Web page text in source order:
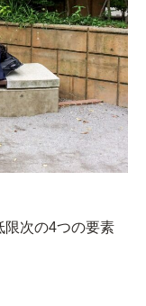
限次の4つの要素